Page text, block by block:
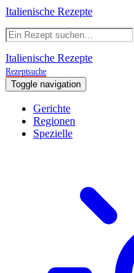
Italienische Rezepte
Italienische Rezepte
Rezeptsuche
Toggle navigation
Gerichte
Regionen
Spezielle